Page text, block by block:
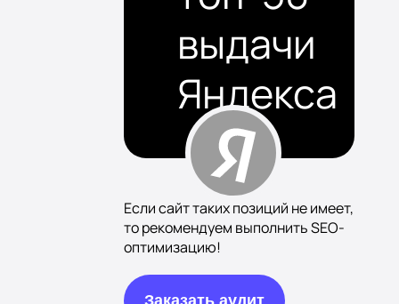
выдачи
Яндекса
Если сайт таких позиций не имеет,
то рекомендуем выполнить SEO-
оптимизацию!
Заказать аудит